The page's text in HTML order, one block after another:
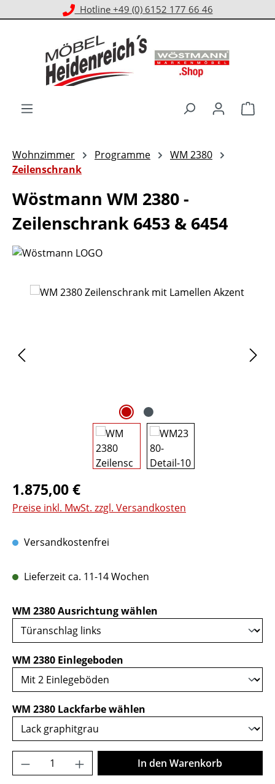
Zum Hauptinhalt springen
Kostenloser Versand ab 1.000 € EKwert**
Wohnzimmer Programme
WM 2380
Zeilenschrank
Wöstmann WM 2380 -
Zeilenschrank 6453 & 6454
Bildergalerie überspringen
Regulärer Preis:
1.875,00 €
Preise inkl. MwSt. zzgl. Versandkosten
Versandkostenfrei
Lieferzeit ca. 11-14 Wochen
WM 2380 Ausrichtung wählen
WM 2380 Einlegeboden
WM 2380 Lackfarbe wählen
Produkt Anzahl: Gib den gewünschten
In den Warenkorb